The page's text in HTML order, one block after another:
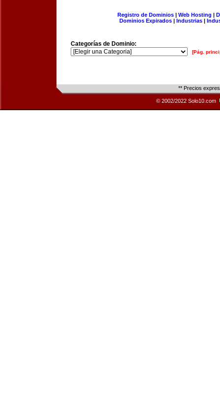
Registro de Dominios| Web Hosting |
Dominios Expirados | Industrias |
Categorías de Dominio:
[Pág.
** Precios
© 2002/2022 Solo10.com